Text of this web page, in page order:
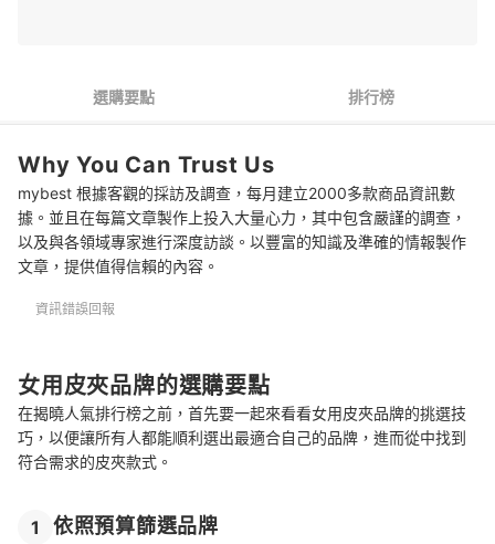
依照尺寸瀏覽更多人氣皮夾
選購要點 排行榜
Why You Can Trust Us
mybest 根據客觀的採訪及調查，每月建立2000多款商品資訊數
據。並且在每篇文章製作上投入大量心力，其中包含嚴謹的調查，
以及與各領域專家進行深度訪談。以豐富的知識及準確的情報製作
文章，提供值得信賴的內容。
資訊錯誤回報
女用皮夾品牌的選購要點
在揭曉人氣排行榜之前，首先要一起來看看女用皮夾品牌的挑選技
巧，以便讓所有人都能順利選出最適合自己的品牌，進而從中找到
符合需求的皮夾款式。
1 依照預算篩選品牌